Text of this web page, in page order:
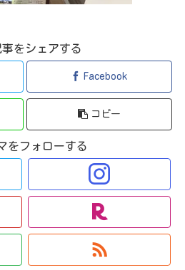
事をシェアする
Facebook
コピー
をフォローする